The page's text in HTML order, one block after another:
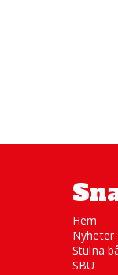
Hem
Nyheter
Stulna
SBU